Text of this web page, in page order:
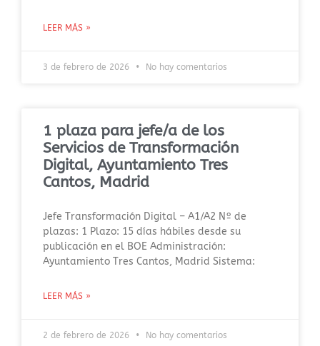
LEER MÁS »
3 de febrero de 2026 No hay comentarios
1 plaza para jefe/a de los
Servicios de Transformación
Digital, Ayuntamiento Tres
Cantos, Madrid
Jefe Transformación Digital – A1/A2 Nº de
plazas: 1 Plazo: 15 días hábiles desde su
publicación en el BOE Administración:
Ayuntamiento Tres Cantos, Madrid Sistema:
LEER MÁS »
2 de febrero de 2026 No hay comentarios